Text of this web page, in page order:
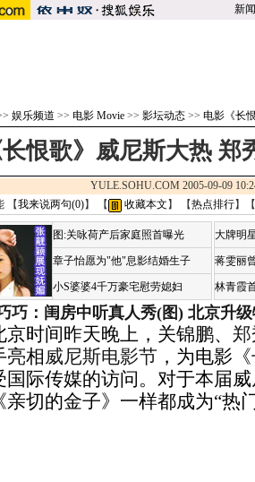
新闻
娱乐频道 >> 电影 Movie >> 影坛动态 >> 电影《长
长恨歌》威尼斯大热
YULE.SOHU.COM 2005-09-09
【我来说两句(0)】 【 收藏本文 】 【热点排行】【
图:关咏荷产后家庭照首曝光
章子怡愿为"他"息影结婚生子
小S婆婆4千万豪宅慰劳媳妇
大牌明
蒋雯丽
林青霞
巧：闺房中听真人秀(图) 北京升
间昨天晚上，关锦鹏、 郑
亮相 威尼斯电影节 ，为电影
国际传媒的访问。对于本届
亲切的金子》一样都成为“热